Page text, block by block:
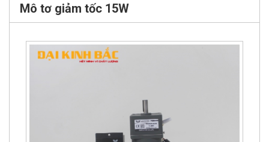
Mô tơ giảm tốc 15W